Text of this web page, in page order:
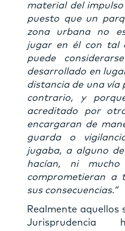
material del
puesto que un
zona urbana no
jugar en él con tal
puede
desarrollado en
distancia de una vía
contrario, y
acreditado por
encargaran de
guarda o
jugaba, a alguno
hacían, ni
comprometieran a
sus consecuencias.”
Realmente aquellos